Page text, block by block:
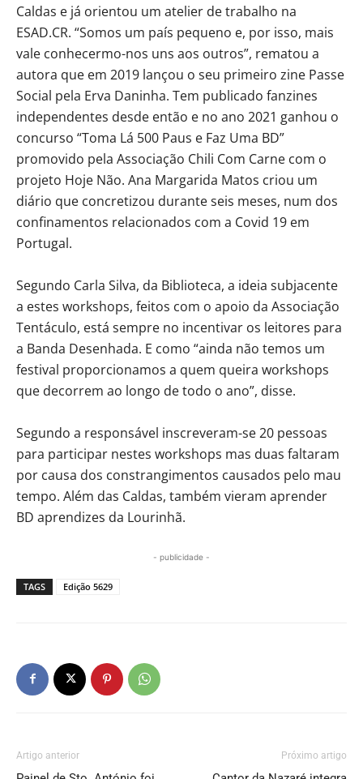
Caldas e já orientou um atelier de trabalho na
ESAD.CR. “Somos um país pequeno e, por isso, mais
vale conhecermo-nos uns aos outros”, rematou a
autora que em 2019 lançou o seu primeiro zine Passe
Social pela Erva Daninha. Tem publicado fanzines
independentes desde então e no ano 2021 ganhou o
concurso “Toma Lá 500 Paus e Faz Uma BD”
promovido pela Associação Chili Com Carne com o
projeto Hoje Não. Ana Margarida Matos criou um
diário que concretizou durante seis meses, num dos
confinamentos relacionados com a Covid 19 em
Portugal.
Segundo Carla Silva, da Biblioteca, a ideia subjacente
a estes workshops, feitos com o apoio da Associação
Tentáculo, está sempre no incentivar os leitores para
a Banda Desenhada. E como “ainda não temos um
festival proporcionamos a quem queira workshops
que decorrem ao longo de todo o ano”, disse.
Segundo a responsável inscreveram-se 20 pessoas
para participar nestes workshops mas duas faltaram
por causa dos constrangimentos causados pelo mau
tempo. Além das Caldas, também vieram aprender
BD aprendizes da Lourinhã.
- publicidade -
TAGS Edição 5629
Artigo anterior Próximo artigo